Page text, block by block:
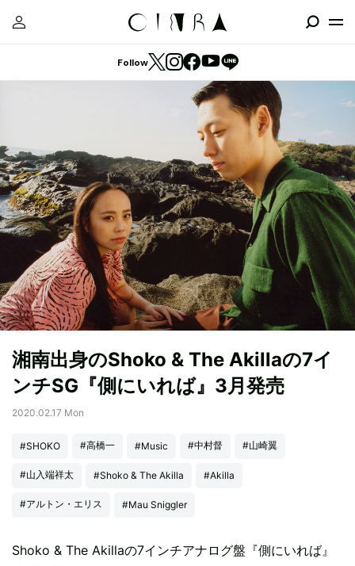
Follow
湘南出身のShoko & The Akillaの7イ
ンチSG『側にいれば』3月発売
2020.02.17 Mon
#SHOKO #高橋一 #Music #中村督 #山崎翼
#山入端祥太 #Shoko & The Akilla #Akilla
#アルトン・エリス #Mau Sniggler
Shoko & The Akillaの7インチアナログ盤『側にいれば』